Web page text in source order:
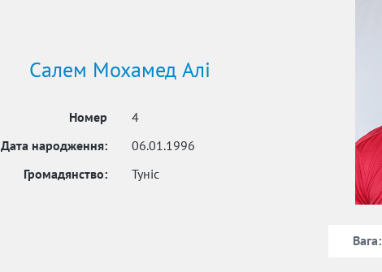
Салем Мохамед Алі
Номер
4
Дата народження:
06.01.1996
Громадянство:
Туніс
Вага: